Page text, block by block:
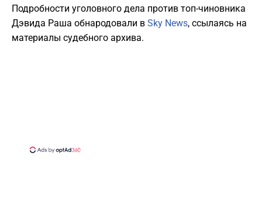
Подробности уголовного дела против топ-чиновника
Дэвида Раша обнародовали в Sky News, ссылаясь на
материалы судебного архива.